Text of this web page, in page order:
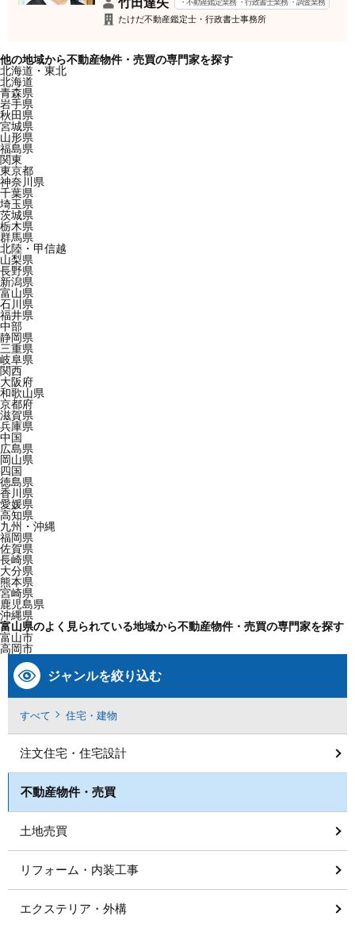
竹田達矢 ・不動産鑑定業務 ・行政書士業務 ・調査業務
たけだ不動産鑑定士・行政書士事務所
他の地域から不動産物件・売買の専門家を探す
北海道・東北
北海道
青森県
岩手県
秋田県
宮城県
山形県
福島県
関東
東京都
神奈川県
千葉県
埼玉県
茨城県
栃木県
群馬県
北陸・甲信越
山梨県
長野県
新潟県
富山県
石川県
福井県
中部
静岡県
三重県
岐阜県
関西
大阪府
和歌山県
京都府
滋賀県
兵庫県
中国
広島県
岡山県
四国
徳島県
香川県
愛媛県
高知県
九州・沖縄
福岡県
佐賀県
長崎県
大分県
熊本県
宮崎県
鹿児島県
沖縄県
富山県のよく見られている地域から不動産物件・売買の専門家を探す
富山市
高岡市
ジャンルを絞り込む
すべて 住宅・建物
注文住宅・住宅設計
不動産物件・売買
土地売買
リフォーム・内装工事
エクステリア・外構